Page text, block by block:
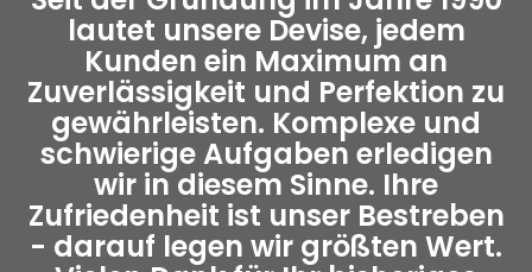
lautet unsere Devise, jedem
Kunden ein Maximum an
Zuverlässigkeit und Perfektion zu
gewährleisten. Komplexe und
schwierige Aufgaben erledigen
wir in diesem Sinne. Ihre
Zufriedenheit ist unser Bestreben
- darauf legen wir größten Wert.